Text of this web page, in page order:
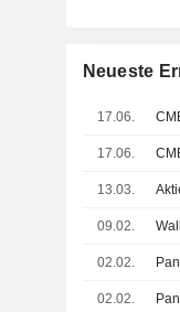
Neueste
17.06.
17.06.
13.03.
09.02.
02.02.
02.02.